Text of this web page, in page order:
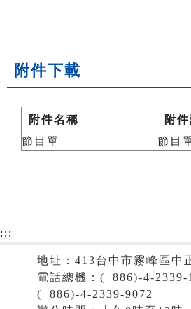
附件下載
附件名稱
附
節目單
節目
:::
地址：413台中市霧峰區中
電話總機：(+886)-4-2339-
(+886)-4-2339-9072